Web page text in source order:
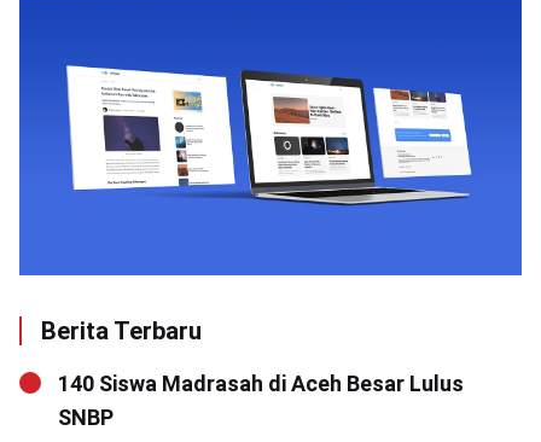
Berita Terbaru
140 Siswa Madrasah di Aceh Besar Lulus
SNBP